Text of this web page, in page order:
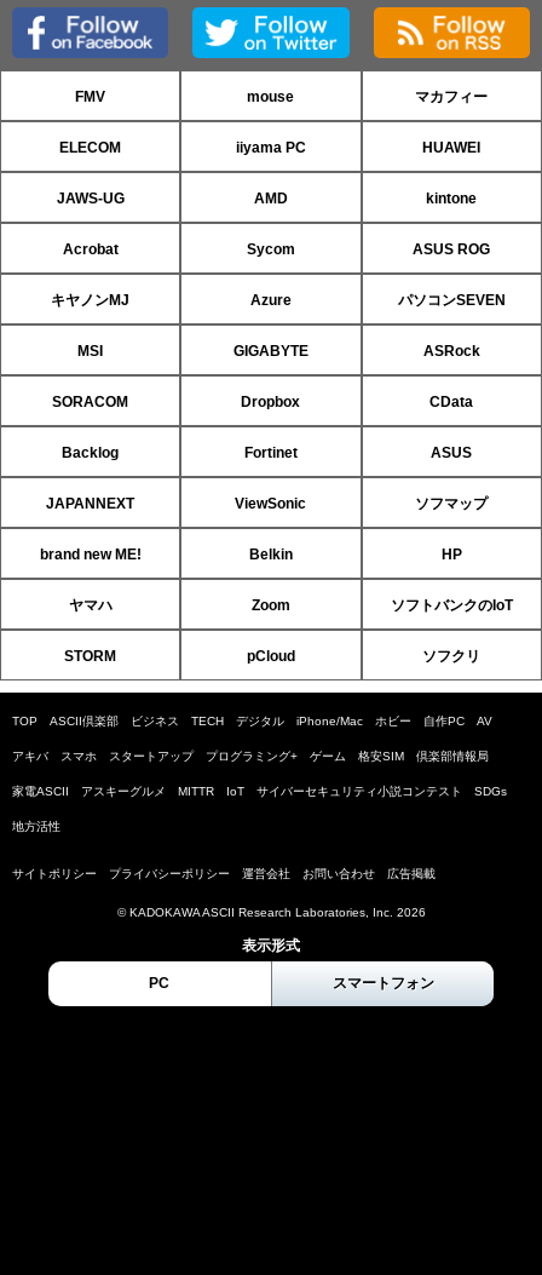
FMV mouse マカフィー
ELECOM iiyama PC HUAWEI
JAWS-UG AMD kintone
Acrobat Sycom ASUS ROG
キヤノンMJ Azure パソコンSEVEN
MSI GIGABYTE ASRock
SORACOM Dropbox CData
Backlog Fortinet ASUS
JAPANNEXT ViewSonic ソフマップ
brand new ME! Belkin HP
ヤマハ Zoom ソフトバンクのIoT
STORM pCloud ソフクリ
TOP ASCII倶楽部 ビジネス TECH デジタル iPhone/Mac ホビー 自作PC AV
アキバ スマホ スタートアップ プログラミング+ ゲーム 格安SIM 倶楽部情報局
家電ASCII アスキーグルメ MITTR IoT サイバーセキュリティ小説コンテスト SDGs
地方活性
サイトポリシー プライバシーポリシー 運営会社 お問い合わせ 広告掲載
© KADOKAWA ASCII Research Laboratories, Inc. 2026
表示形式
PC スマートフォン